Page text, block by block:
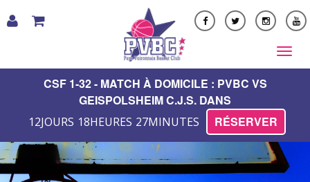
LE CLUB
FORMATION
NOS ÉQUIPES
PARTENAIRES
MULTIMÉDIA
CSF 1-32 - MATCH À DOMICILE : PVBC VS
GEISPOLSHEIM C.J.S. DANS
12JOURS 18HEURES 27MINUTES RÉSERVER